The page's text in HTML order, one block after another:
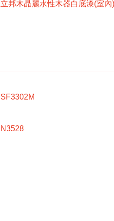
立邦木晶麗水性木器白底漆(室內)
SF3302M
N3528